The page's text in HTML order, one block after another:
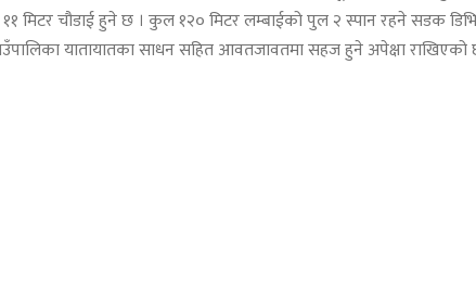
११ मिटर चौडाई हुने छ । कुल १२० मिटर लम्बाईको पुल २ स्पान रहने सडक
यातायातका साधन सहित आवतजावतमा सहज हुने अपेक्षा राखिएको